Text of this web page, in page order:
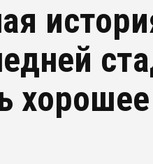
хорошее